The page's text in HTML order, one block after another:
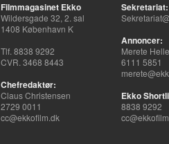
Filmmagasinet Ekko
Wildersgade 32, 2. sal
1408 København K
Tlf. 8838 9292
CVR. 3468 8443
Chefredaktør:
Claus Christensen
2729 0011
cc@ekkofilm.dk
Sekretariat:
Annoncer:
Merete
6111 5851
Ekko
8838 9292